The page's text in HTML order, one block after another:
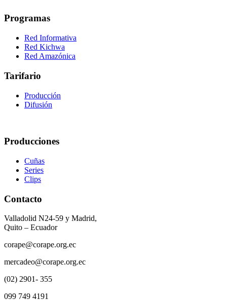
Programas
Red Informativa
Red Kichwa
Red Amazónica
Tarifario
Producción
Difusión
Producciones
Cuñas
Series
Clips
Contacto
Valladolid N24-59 y Madrid,
Quito – Ecuador
corape@corape.org.ec
mercadeo@corape.org.ec
(02) 2901- 355
099 749 4191